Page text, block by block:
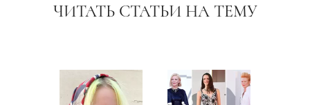
ЧИТАТЬ СТАТЬИ НА ТЕМУ